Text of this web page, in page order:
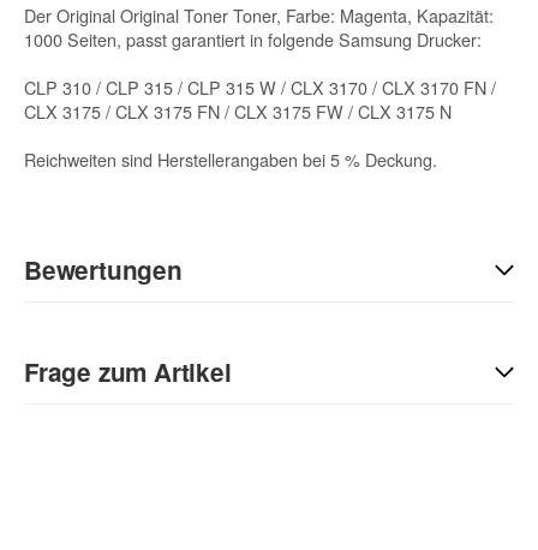
Der Original Original Toner Toner, Farbe: Magenta, Kapazität:
1000 Seiten, passt garantiert in folgende Samsung Drucker:
CLP 310 / CLP 315 / CLP 315 W / CLX 3170 / CLX 3170 FN /
CLX 3175 / CLX 3175 FN / CLX 3175 FW / CLX 3175 N
Reichweiten sind Herstellerangaben bei 5 % Deckung.
Bewertungen
Sie Anderen bei der Kaufentscheidung:
Frage zum Artikel